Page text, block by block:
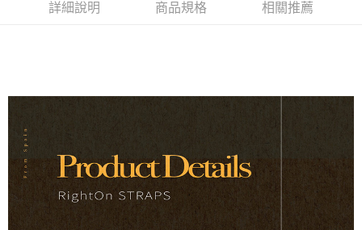
AFTEE先享後付
１．簡單：不需註冊會員、不需綁卡、不需儲值。
【「AFTEE先享後付」結帳流程】
１．於結帳方式選擇「AFTEE先享後付」後，將跳轉至「AFTEE先享後付」
結帳頁面，進行簡訊認證並確認金額後，即可完成結帳。
２．訂單成立數日內，您將收到繳費通知簡訊。
３．收到繳費通知簡訊後14天內，點擊此簡訊中的連結，可透過四大超商／
ATM／網路銀行／等多元方式進行付款，方視為交易完成。
全家取貨付款
每筆NT$60，滿NT$899(含以上)免運費
付款後全家取貨
每筆NT$60，滿NT$899(含以上)免運費
詳細說明 商品規格 相關推薦